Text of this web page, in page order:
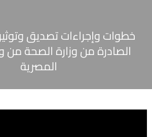
خطوات وإجراءات تصديق
الصادرة من وزارة الصحة من
المصرية